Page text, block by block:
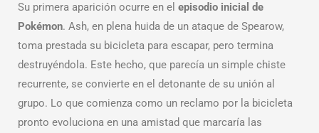
Su primera aparición ocurre en el episodio inicial de
Pokémon. Ash, en plena huida de un ataque de Spearow,
toma prestada su bicicleta para escapar, pero termina
destruyéndola. Este hecho, que parecía un simple chiste
recurrente, se convierte en el detonante de su unión al
grupo. Lo que comienza como un reclamo por la bicicleta
pronto evoluciona en una amistad que marcaría las